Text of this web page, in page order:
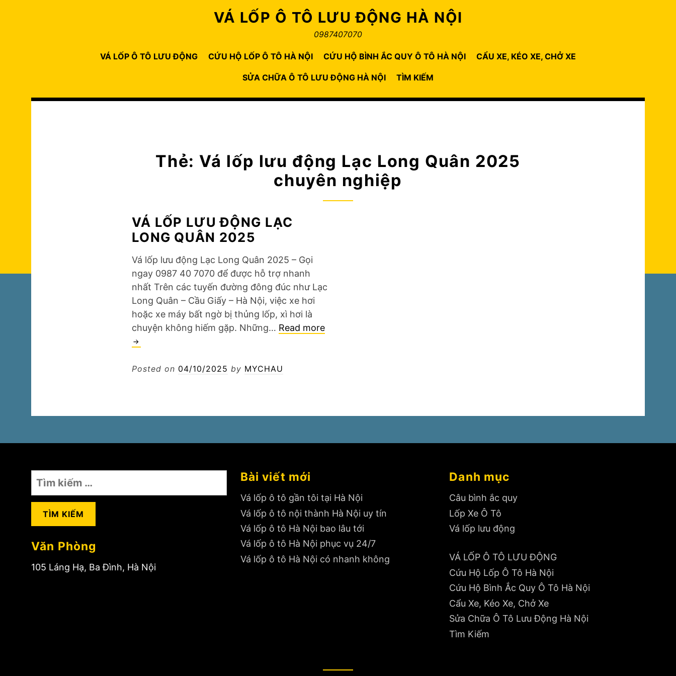
VÁ LỐP Ô TÔ LƯU ĐỘNG HÀ NỘI
0987407070
VÁ LỐP Ô TÔ LƯU ĐỘNG CỨU HỘ LỐP Ô TÔ HÀ NỘI CỨU HỘ BÌNH ẮC QUY Ô TÔ HÀ NỘI CẨU XE, KÉO XE, CHỞ XE
SỬA CHỮA Ô TÔ LƯU ĐỘNG HÀ NỘI TÌM KIẾM
Thẻ: Vá lốp lưu động Lạc Long Quân 2025
chuyên nghiệp
VÁ LỐP LƯU ĐỘNG LẠC
LONG QUÂN 2025
Vá lốp lưu động Lạc Long Quân 2025 – Gọi
ngay 0987 40 7070 để được hỗ trợ nhanh
nhất Trên các tuyến đường đông đúc như Lạc
Long Quân – Cầu Giấy – Hà Nội, việc xe hơi
hoặc xe máy bất ngờ bị thủng lốp, xì hơi là
chuyện không hiếm gặp. Những… Read moreVá
Posted on 04/10/2025 by MYCHAU
Tìm
cho:
Văn Phòng
105 Láng Hạ, Ba Đình, Hà Nội
Bài viết mới
Vá lốp ô tô gần tôi tại Hà Nội
Vá lốp ô tô nội thành Hà Nội uy tín
Vá lốp ô tô Hà Nội bao lâu tới
Vá lốp ô tô Hà Nội phục vụ 24/7
Vá lốp ô tô Hà Nội có nhanh không
Danh mục
Câu bình ắc quy
Lốp Xe Ô Tô
Vá lốp lưu động
VÁ LỐP Ô TÔ LƯU ĐỘNG
Cứu Hộ Lốp Ô Tô Hà Nội
Cứu Hộ Bình Ắc Quy Ô Tô Hà Nội
Cẩu Xe, Kéo Xe, Chở Xe
Sửa Chữa Ô Tô Lưu Động Hà Nội
Tìm Kiếm